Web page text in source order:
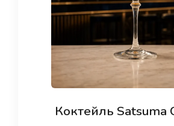
Коктейль Satsuma